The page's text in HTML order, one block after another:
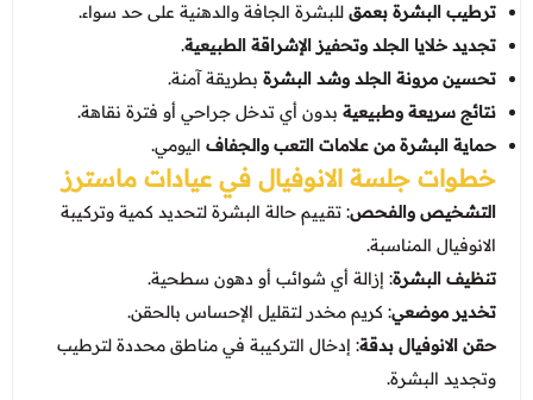
ترطيب البشرة بعمقللبشرة الجافة والدهنية على حد سواء.
تجديد خلايا الجلد وتحفيز الإشراقة الطبيعية.
تحسين مرونة الجلد وشد البشرةبطريقة آمنة.
نتائج سريعة وطبيعيةبدون أي تدخل جراحي أو فترة نقاهة.
حماية البشرة من علامات التعب والجفافاليومي.
خطوات جلسة الانوفيال في عيادات ماسترز
التشخيص والفحص: تقييم حالة البشرة لتحديد كمية وتركيبة
الانوفيال المناسبة.
تنظيف البشرة: إزالة أي شوائب أو دهون سطحية.
تخدير موضعي : كريم مخدر لتقليل الإحساس بالحقن.
حقن الانوفيال بدقة: إدخال التركيبة في مناطق محددة لترطيب
وتجديد البشرة.